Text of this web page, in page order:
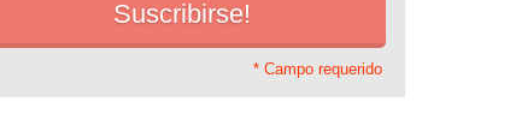
* Campo requerido